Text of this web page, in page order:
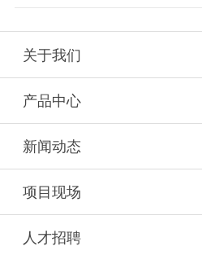
关于我们
产品中心
新闻动态
项目现场
人才招聘